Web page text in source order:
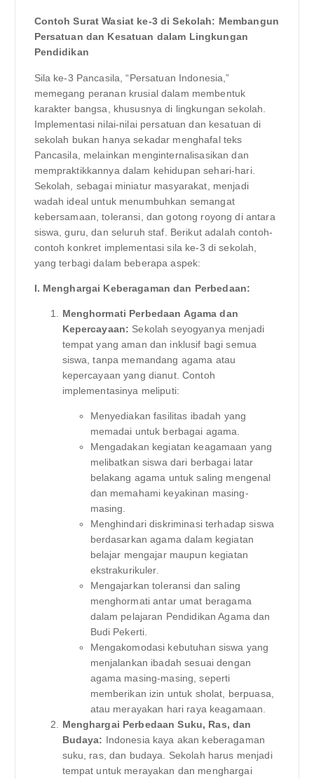
Contoh Surat Wasiat ke-3 di Sekolah: Membangun
Persatuan dan Kesatuan dalam Lingkungan
Pendidikan
Sila ke-3 Pancasila, “Persatuan Indonesia,”
memegang peranan krusial dalam membentuk
karakter bangsa, khususnya di lingkungan sekolah.
Implementasi nilai-nilai persatuan dan kesatuan di
sekolah bukan hanya sekadar menghafal teks
Pancasila, melainkan menginternalisasikan dan
mempraktikkannya dalam kehidupan sehari-hari.
Sekolah, sebagai miniatur masyarakat, menjadi
wadah ideal untuk menumbuhkan semangat
kebersamaan, toleransi, dan gotong royong di antara
siswa, guru, dan seluruh staf. Berikut adalah contoh-
contoh konkret implementasi sila ke-3 di sekolah,
yang terbagi dalam beberapa aspek:
I. Menghargai Keberagaman dan Perbedaan:
Menghormati Perbedaan Agama dan
Kepercayaan: Sekolah seyogyanya menjadi
tempat yang aman dan inklusif bagi semua
siswa, tanpa memandang agama atau
kepercayaan yang dianut. Contoh
implementasinya meliputi:
Menyediakan fasilitas ibadah yang
memadai untuk berbagai agama.
Mengadakan kegiatan keagamaan yang
melibatkan siswa dari berbagai latar
belakang agama untuk saling mengenal
dan memahami keyakinan masing-
masing.
Menghindari diskriminasi terhadap siswa
berdasarkan agama dalam kegiatan
belajar mengajar maupun kegiatan
ekstrakurikuler.
Mengajarkan toleransi dan saling
menghormati antar umat beragama
dalam pelajaran Pendidikan Agama dan
Budi Pekerti.
Mengakomodasi kebutuhan siswa yang
menjalankan ibadah sesuai dengan
agama masing-masing, seperti
memberikan izin untuk sholat, berpuasa,
atau merayakan hari raya keagamaan.
Menghargai Perbedaan Suku, Ras, dan
Budaya: Indonesia kaya akan keberagaman
suku, ras, dan budaya. Sekolah harus menjadi
tempat untuk merayakan dan menghargai